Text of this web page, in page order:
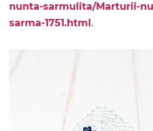
nunta-sarmulita/Marturii-
sarma-1751.html.